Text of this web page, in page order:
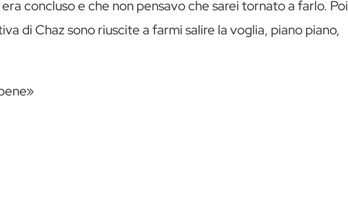
concluso e che non pensavo che sarei tornato a farlo. Poi
di Chaz sono riuscite a farmi salire la voglia, piano piano,